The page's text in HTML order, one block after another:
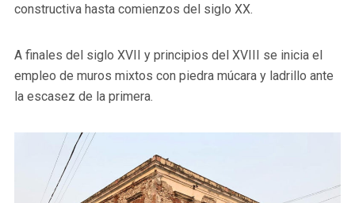
constructiva hasta comienzos del siglo XX.
A finales del siglo XVII y principios del XVIII se inicia el
empleo de muros mixtos con piedra múcara y ladrillo ante
la escasez de la primera.